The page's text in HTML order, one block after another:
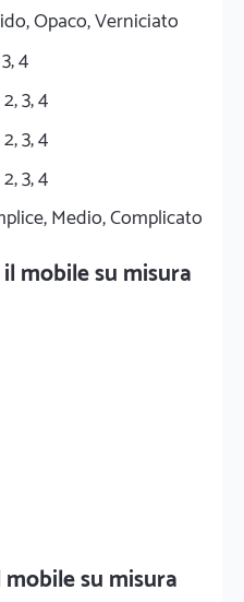
Opaco, Verniciato
4
3, 4
3, 4
3, 4
Medio, Complicato
mobile su misura
su misura